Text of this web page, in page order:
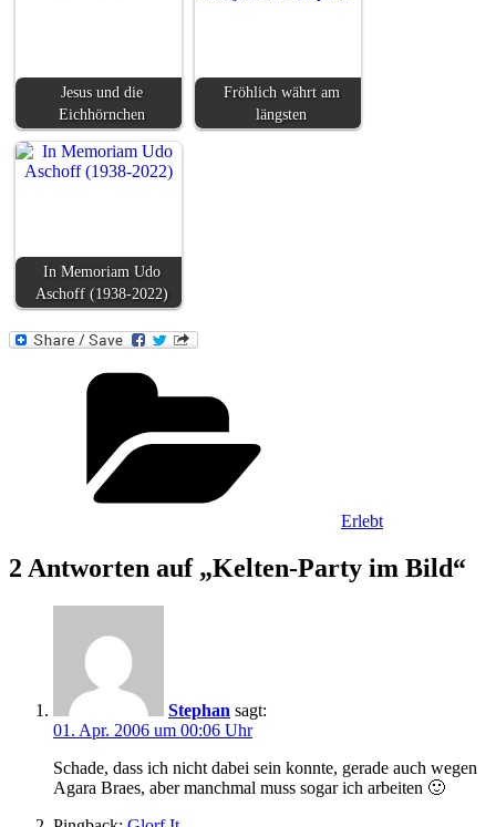
Jesus und die
Eichhörnchen
Fröhlich währt am
längsten
In Memoriam Udo
Aschoff (1938-2022)
Erlebt
2 Antworten auf „Kelten-Party im Bild“
Stephan sagt:
01. Apr. 2006 um 00:06 Uhr
Schade, dass ich nicht dabei sein konnte, gerade auch wegen
Agara Braes, aber manchmal muss sogar ich arbeiten 🙂